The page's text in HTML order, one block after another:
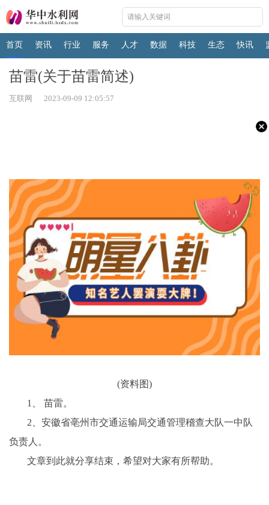
首页 资讯 行业 服务 人才 数据 科技 生态 快讯
苗雷(关于苗雷简述)
互联网 2023-09-09 12:05:57
(资料图)
1、 苗雷。
2、安徽省亳州市交通运输局交通管理稽查大队一中队
负责人。
文章到此就分享结束，希望对大家有所帮助。